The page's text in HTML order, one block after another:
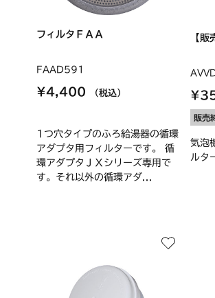
フィルタＦＡＡ
FAAD591
¥4,400 （税込）
1つ穴タイプのふろ給湯器の循環
アダプタ用フィルターです。 循
環アダプタＪＸシリーズ専用で
す。それ以外の循環アダ...
【
販売
気泡
ルタ